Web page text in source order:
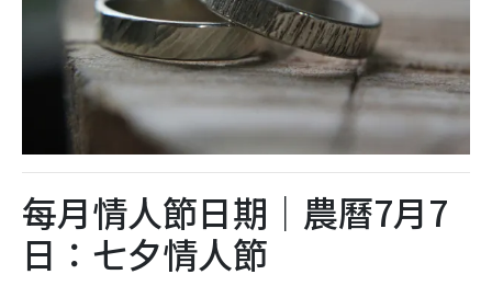
每月情人節日期｜農曆7月7
日：七夕情人節